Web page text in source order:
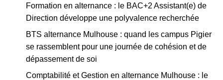
Formation en alternance : le BAC+2 Assistant(e) de
Direction développe une polyvalence recherchée
BTS alternance Mulhouse : quand les campus Pigier
se rassemblent pour une journée de cohésion et de
dépassement de soi
Comptabilité et Gestion en alternance Mulhouse : le